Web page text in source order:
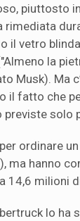
piuttosto
rimediata
il vetro
la
Musk). Ma
il fatto che
previste solo
ordinare
ma hanno
14,6 milioni
lo ha